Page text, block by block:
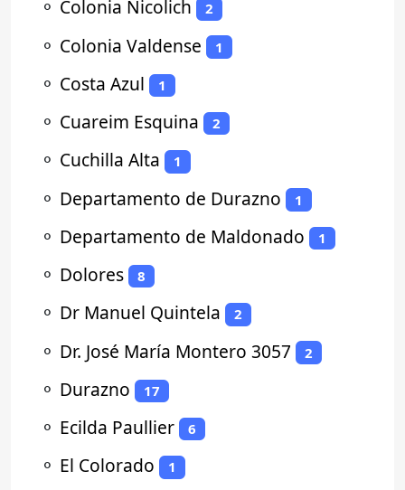
⚬ Colonia Nicolich 2
⚬ Colonia Valdense 1
⚬ Costa Azul 1
⚬ Cuareim Esquina 2
⚬ Cuchilla Alta 1
⚬ Departamento de Durazno 1
⚬ Departamento de Maldonado 1
⚬ Dolores 8
⚬ Dr Manuel Quintela 2
⚬ Dr. José María Montero 3057 2
⚬ Durazno 17
⚬ Ecilda Paullier 6
⚬ El Colorado 1